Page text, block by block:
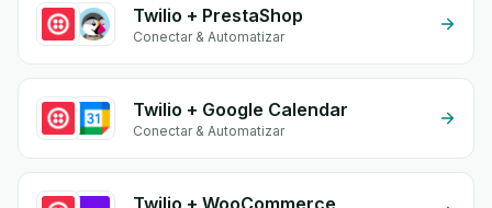
Twilio + PrestaShop
Conectar & Automatizar
Twilio + Google Calendar
Conectar & Automatizar
Twilio + WooCommerce